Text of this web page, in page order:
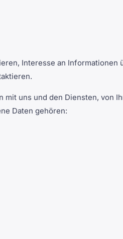
Interesse an Informationen
uns und den Diensten, von
Daten gehören: